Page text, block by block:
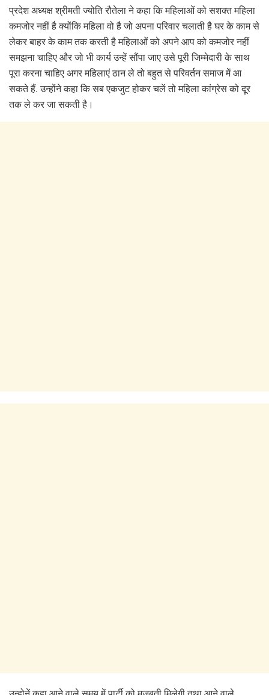
प्रदेश अध्यक्ष श्रीमती ज्योति रौतेला ने कहा कि महिलाओं को सशक्त महिला
कमजोर नहीं है क्योंकि महिला वो है जो अपना परिवार चलाती है घर के काम से
लेकर बाहर के काम तक करती है महिलाओं को अपने आप को कमजोर नहीं
समझना चाहिए और जो भी कार्य उन्हें सौंपा जाए उसे पूरी जिम्मेदारी के साथ
पूरा करना चाहिए अगर महिलाएं ठान ले तो बहुत से परिवर्तन समाज में आ
सकते हैं. उन्होंने कहा कि सब एकजुट होकर चलें तो महिला कांग्रेस को दूर
तक ले कर जा सकती है।